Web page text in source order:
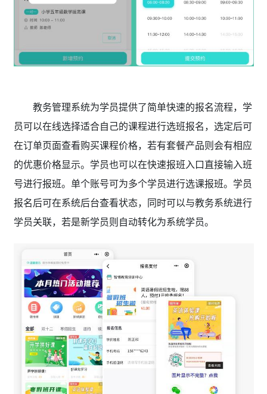
教务管理系统为学员提供了简单快速的报名流程，学
员可以在线选择适合自己的课程进行选班报名，选定后可
在订单页面查看购买课程价格，若有套餐产品则会有相应
的优惠价格显示。学员也可以在快速报班入口直接输入班
号进行报班。单个账号可为多个学员进行选课报班。学员
报名后可在系统后台查看状态，同时可以与教务系统进行
学员关联，若是新学员则自动转化为系统学员。